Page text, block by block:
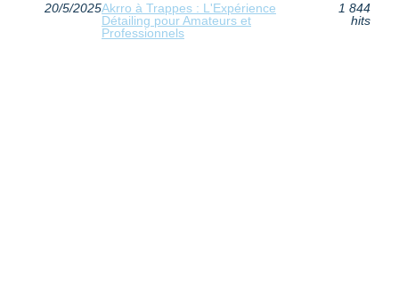
20/5/2025Akrro à Trappes : L'Expérience
Détailing pour Amateurs et
Professionnels
1 844
hits